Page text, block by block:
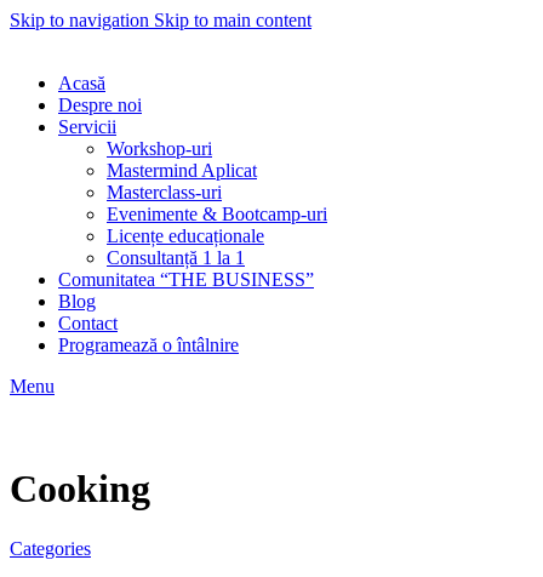
Skip to navigation Skip to main content
Acasă
Despre noi
Servicii
Workshop-uri
Mastermind Aplicat
Masterclass-uri
Evenimente & Bootcamp-uri
Licențe educaționale
Consultanță 1 la 1
Comunitatea “THE BUSINESS”
Blog
Contact
Programează o întâlnire
Menu
Cooking
Categories